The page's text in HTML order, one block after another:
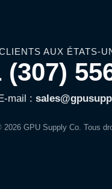
AUX ÉTATS-
(307)
E-mail :
2026 GPU Supply Co. Tous